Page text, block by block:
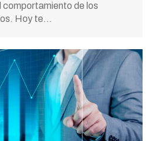
comportamiento de los
Hoy te…